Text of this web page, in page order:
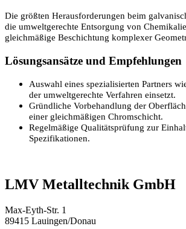
Die größten Herausforderungen beim
die umweltgerechte Entsorgung von
gleichmäßige Beschichtung komplexer
Lösungsansätze und Empfehlungen
Auswahl eines spezialisierten Partners
der umweltgerechte Verfahren einsetzt.
Gründliche Vorbehandlung der
einer gleichmäßigen Chromschicht.
Regelmäßige Qualitätsprüfung zur
Spezifikationen.
LMV Metalltechnik GmbH
Max-Eyth-Str. 1
89415 Lauingen/Donau